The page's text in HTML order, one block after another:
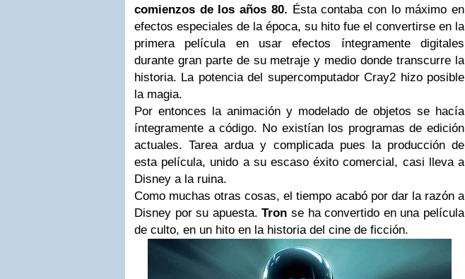
comienzos de los años 80. Ésta contaba con lo máximo en
efectos especiales de la época, su hito fue el convertirse en la
primera película en usar efectos íntegramente digitales
durante gran parte de su metraje y medio donde transcurre la
historia. La potencia del supercomputador Cray2 hizo posible
la magia.
Por entonces la animación y modelado de objetos se hacía
íntegramente a código. No existían los programas de edición
actuales. Tarea ardua y complicada pues la producción de
esta película, unido a su escaso éxito comercial, casi lleva a
Disney a la ruina.
Como muchas otras cosas, el tiempo acabó por dar la razón a
Disney por su apuesta.Tron se ha convertido en una película
de culto, en un hito en la historia del cine de ficción.